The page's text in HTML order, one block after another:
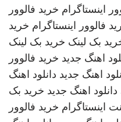
اینستاگرام خرید فالوور
فالوور اینستاگرام خرید
بک لینک خرید بک لینک
اهنگ جدید خرید فالوور
اهنگ جدید دانلود اهنگ
دانلود اهنگ جدید خرید بک
اینستاگرام خرید فالوور